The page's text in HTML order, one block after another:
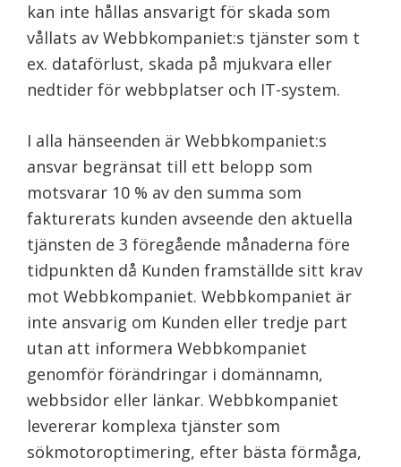
kan inte hållas ansvarigt för skada som
vållats av Webbkompaniet:s tjänster som t
ex. dataförlust, skada på mjukvara eller
nedtider för webbplatser och IT-system.
I alla hänseenden är Webbkompaniet:s
ansvar begränsat till ett belopp som
motsvarar 10 % av den summa som
fakturerats kunden avseende den aktuella
tjänsten de 3 föregående månaderna före
tidpunkten då Kunden framställde sitt krav
mot Webbkompaniet. Webbkompaniet är
inte ansvarig om Kunden eller tredje part
utan att informera Webbkompaniet
genomför förändringar i domännamn,
webbsidor eller länkar. Webbkompaniet
levererar komplexa tjänster som
sökmotoroptimering, efter bästa förmåga,